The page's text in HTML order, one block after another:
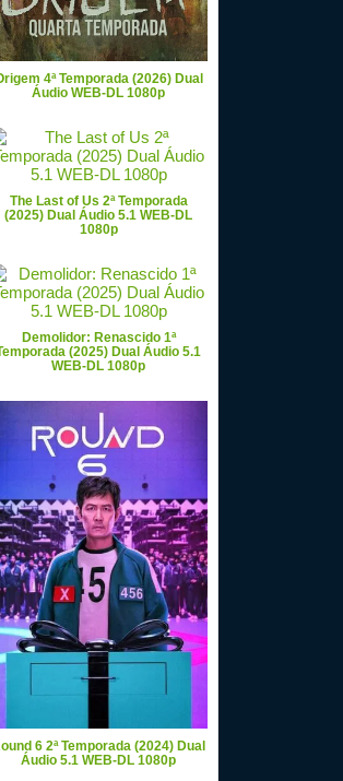
4ª Temporada (2026) Dual
Áudio WEB-DL 1080p
The Last of Us 2ª Temporada
(2025) Dual Áudio 5.1 WEB-DL
1080p
Demolidor: Renascido 1ª
(2025) Dual Áudio 5.1
WEB-DL 1080p
6 2ª Temporada (2024) Dual
Áudio 5.1 WEB-DL 1080p